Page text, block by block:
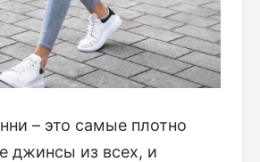
– это самые плотно
джинсы из всех, и